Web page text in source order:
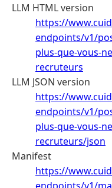
LLM HTML version
https://
endpoints/v1/
plus-que-vous-
recruteurs
LLM JSON version
https://
endpoints/v1/
plus-que-vous-
recruteurs/json
Manifest
https://